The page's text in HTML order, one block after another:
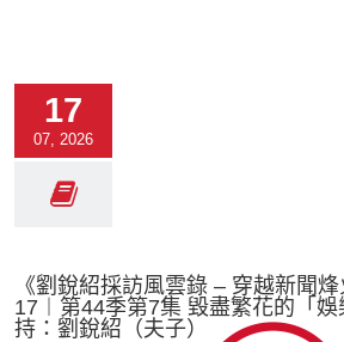
17
07, 2026
《劉銳紹採訪風雲錄 – 穿越新聞
17︱第44季第7集 毀盡繁花的「
持：劉銳紹（夫子）